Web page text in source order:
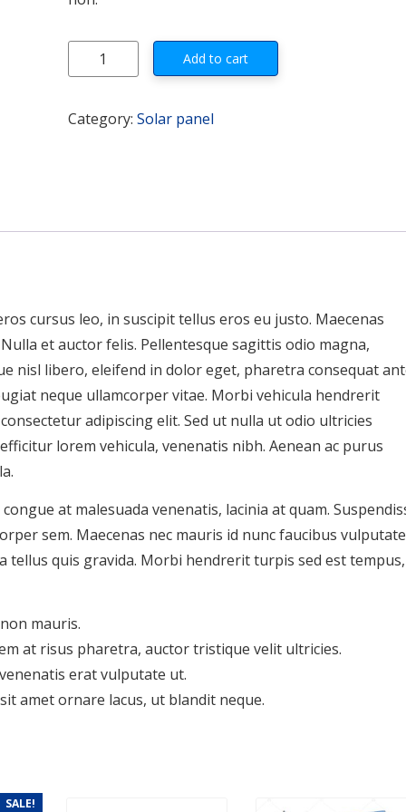
Solarland 75W 12V Class 1 Div 2 Certified quantity
Add to cart
Category:Solar panel
cursus leo, in suscipit tellus eros eu justo. Maecenas
et auctor felis. Pellentesque sagittis odio magna,
nisl libero, eleifend in dolor eget, pharetra consequat
neque ullamcorper vitae. Morbi vehicula hendrerit
adipiscing elit. Sed ut nulla ut odio ultricies
lorem vehicula, venenatis nibh. Aenean ac purus
at malesuada venenatis, lacinia at quam.
sem. Maecenas nec mauris id nunc faucibus vulputate
tellus quis gravida. Morbi hendrerit turpis sed est tempus,
mauris.
at risus pharetra, auctor tristique velit ultricies.
erat vulputate ut.
amet ornare lacus, ut blandit neque.
SALE!